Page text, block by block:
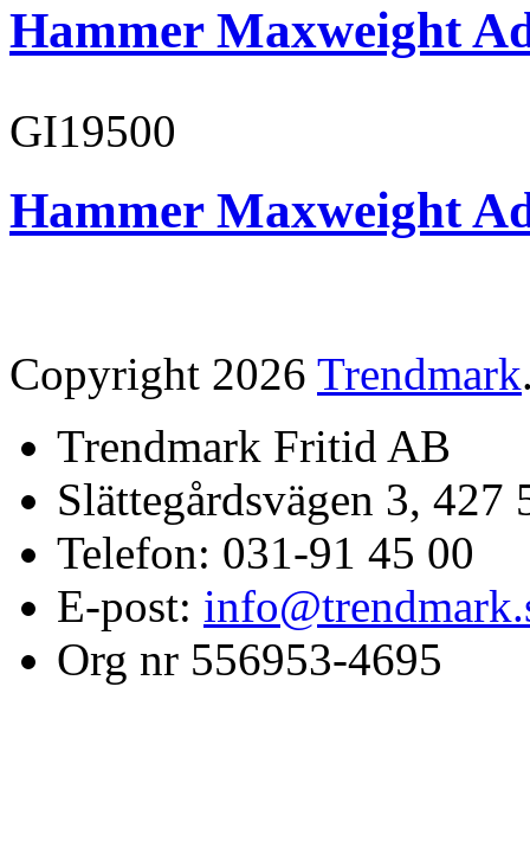
Hammer Maxweight
GI19500
Hammer Maxweight
Copyright 2026 Trendmark
Trendmark Fritid AB
Slättegårdsvägen 3,
Telefon: 031-91 45 00
E-post:
Org nr 556953-4695